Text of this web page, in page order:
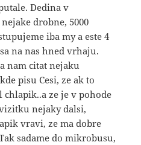
Dedina v
drobne, 5000
iba my a este 4
na nas hned vrhaju.
nam citat nejaku
pisu Cesi, ze ak to
chlapik..a ze je v pohode
nejaky dalsi,
vravi, ze ma dobre
sadame do mikrobusu,